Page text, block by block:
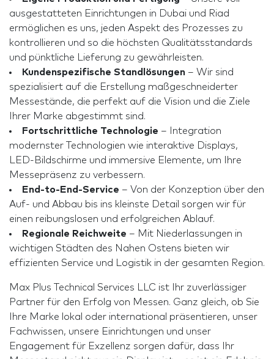
ausgestatteten Einrichtungen in Dubai und Riad
ermöglichen es uns, jeden Aspekt des Prozesses zu
kontrollieren und so die höchsten Qualitätsstandards
und pünktliche Lieferung zu gewährleisten.
Kundenspezifische Standlösungen – Wir sind
spezialisiert auf die Erstellung maßgeschneiderter
Messestände, die perfekt auf die Vision und die Ziele
Ihrer Marke abgestimmt sind.
Fortschrittliche Technologie – Integration
modernster Technologien wie interaktive Displays,
LED-Bildschirme und immersive Elemente, um Ihre
Messepräsenz zu verbessern.
End-to-End-Service – Von der Konzeption über den
Auf- und Abbau bis ins kleinste Detail sorgen wir für
einen reibungslosen und erfolgreichen Ablauf.
Regionale Reichweite – Mit Niederlassungen in
wichtigen Städten des Nahen Ostens bieten wir
effizienten Service und Logistik in der gesamten Region.
Max Plus Technical Services LLC ist Ihr zuverlässiger
Partner für den Erfolg von Messen. Ganz gleich, ob Sie
Ihre Marke lokal oder international präsentieren, unser
Fachwissen, unsere Einrichtungen und unser
Engagement für Exzellenz sorgen dafür, dass Ihr